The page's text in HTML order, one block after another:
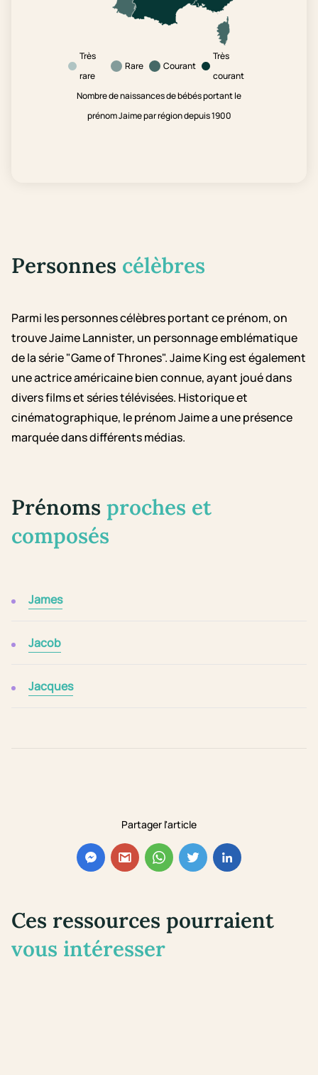
Partager l'article
Très
rare
Rare Courant
Très
courant
Nombre de naissances de bébés portant le
prénom Jaime par région depuis 1900
Personnes célèbres
Parmi les personnes célèbres portant ce prénom, on
trouve Jaime Lannister, un personnage emblématique
de la série "Game of Thrones". Jaime King est également
une actrice américaine bien connue, ayant joué dans
divers films et séries télévisées. Historique et
cinématographique, le prénom Jaime a une présence
marquée dans différents médias.
Prénoms proches et
composés
James
Jacob
Jacques
Ces ressources pourraient
vous intéresser